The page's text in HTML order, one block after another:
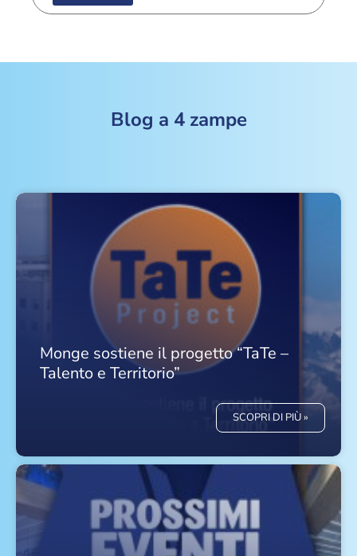
Blog a 4 zampe
Monge sostiene il progetto “TaTe –
Talento e Territorio”
SCOPRI DI PIÙ »